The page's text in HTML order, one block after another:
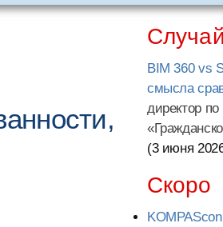
BIM 360 vs
смысла
директор
(3 июня
Скоро